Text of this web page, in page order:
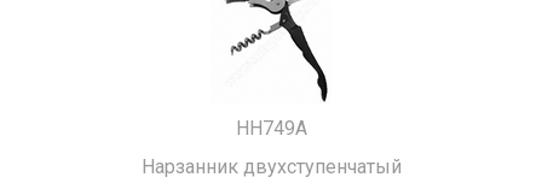
HH749A
Нарзанник двухступенчатый